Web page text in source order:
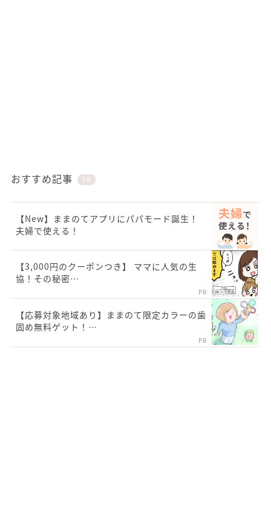
おすすめ記事 PR
【New】ままのてアプリにパパモード誕生！
夫婦で使える！
【3,000円のクーポンつき】 ママに人気の生
協！その秘密…
PR
【応募対象地域あり】ままのて限定カラーの歯
固め無料ゲット！…
PR